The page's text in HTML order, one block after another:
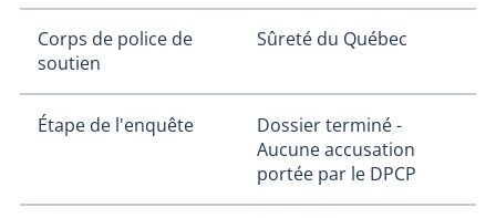
Corps de police de
soutien
Sûreté du Québec
Étape de l'enquête
Dossier terminé -
Aucune accusation
portée par le DPCP